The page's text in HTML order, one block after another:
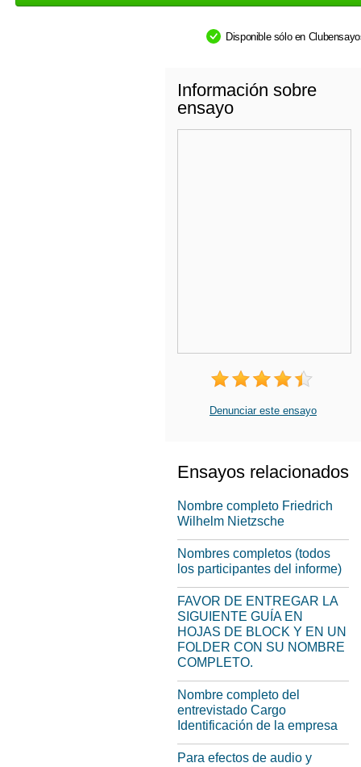
Disponible sólo en
Información sobre
ensayo
Denunciar este ensayo
Ensayos relacionados
Nombre completo Friedrich
Wilhelm Nietzsche
Nombres completos (todos
los participantes del informe)
FAVOR DE ENTREGAR LA
SIGUIENTE GUÍA EN
HOJAS DE BLOCK Y EN UN
FOLDER CON SU NOMBRE
COMPLETO.
Nombre completo del
entrevistado Cargo
Identificación de la empresa
Para efectos de audio y